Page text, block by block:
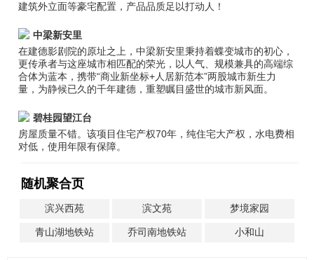
建筑外立面等豪宅配置，产品品质足以打动人！
中梁新安里
在建德影剧院的原址之上，中梁新安里秉持着蝶变城市的初心，
更传承者与这座城市相匹配的荣光，以人气、规模兼具的高端综
合体为蓝本，携带“商业新坐标+人居新范本”两股城市新生力
量，为静候已久的千年建德，重塑瞩目盛世的城市新风面。
碧桂园望江台
房屋质量不错。该项目住宅产权70年，纯住宅大产权，水电费相
对低，使用年限有保障。
随机聚合页
滨兴西苑 滨文苑 梦境家园
青山湖地铁站 乔司南地铁站 小和山